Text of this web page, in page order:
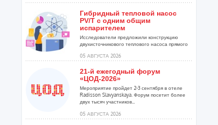
Гибридный тепловой насос
PV/T с одним общим
испарителем
Исследователи предложили конструкцию
двухисточникового теплового насоса прямого
05 АВГУСТА 2026
21-й ежегодный форум
«ЦОД-2026»
Мероприятие пройдет 2-3 сентября в отеле
Radisson Slavyanskaya. Форум посетит более
двух тысяч участников...
05 АВГУСТА 2026